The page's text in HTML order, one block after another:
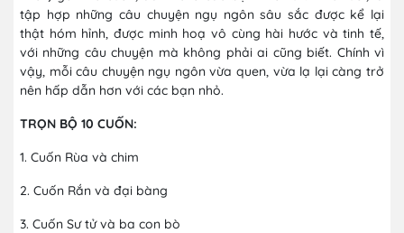
tập hợp những câu chuyện ngụ ngôn sâu sắc được kể lại
thật hóm hỉnh, được minh hoạ vô cùng hài hước và tinh tế,
với những câu chuyện mà không phải ai cũng biết. Chính vì
vậy, mỗi câu chuyện ngụ ngôn vừa quen, vừa lạ lại càng trở
nên hấp dẫn hơn với các bạn nhỏ.
TRỌN BỘ 10 CUỐN:
1. Cuốn Rùa và chim
2. Cuốn Rắn và đại bàng
3. Cuốn Sư tử và ba con bò